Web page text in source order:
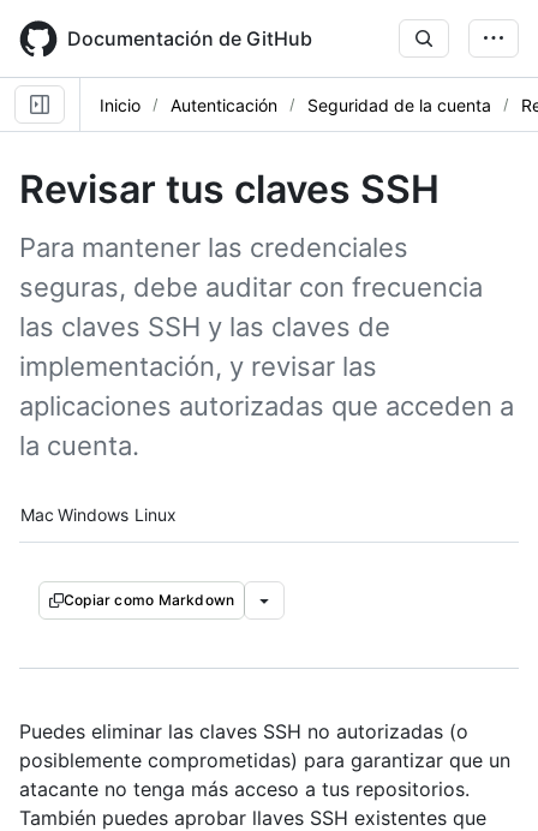
main
content
Documentación de GitHub
Inicio Autenticación Seguridad de la cuenta
Revisar tus claves SSH
Para mantener las credenciales
seguras, debe auditar con frecuencia
las claves SSH y las claves de
implementación, y revisar las
aplicaciones autorizadas que acceden a
la cuenta.
Platform navigation
Mac Windows Linux
Copiar como Markdown
Puedes eliminar las claves SSH no autorizadas (o
posiblemente comprometidas) para garantizar que un
atacante no tenga más acceso a tus repositorios.
También puedes aprobar llaves SSH existentes que